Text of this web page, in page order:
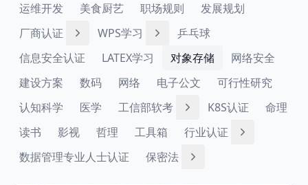
运维开发
美食厨艺 职场规则
发展规划
厂商认证
WPS学习
乒乓球
信息安全认证
LATEX学习 对象存储
网络安全
建设方案
数码 网络 电子公文
可行性研究
认知科学
医学 工信部软考 K8S认证
命理
读书
影视 哲理 工具箱
行业认证
数据管理专业人士认证
保密法